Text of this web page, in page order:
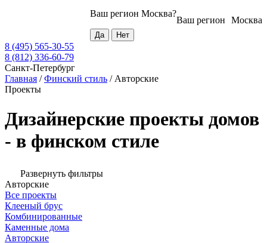
Москва
Ваш регион
Ваш регион Москва?
8 (495) 565-30-55
8 (812) 336-60-79
Санкт-Петербург
Главная /Финский стиль / Авторские
Проекты
Дизайнерские проекты домов
- в финском стиле
Развернуть фильтры
Авторские
Все проекты
Клееный брус
Комбинированные
Каменные дома
Авторские